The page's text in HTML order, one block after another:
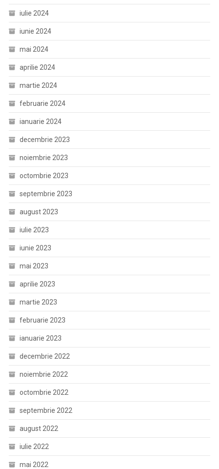
iulie 2024
iunie 2024
mai 2024
aprilie 2024
martie 2024
februarie 2024
ianuarie 2024
decembrie 2023
noiembrie 2023
octombrie 2023
septembrie 2023
august 2023
iulie 2023
iunie 2023
mai 2023
aprilie 2023
martie 2023
februarie 2023
ianuarie 2023
decembrie 2022
noiembrie 2022
octombrie 2022
septembrie 2022
august 2022
iulie 2022
mai 2022